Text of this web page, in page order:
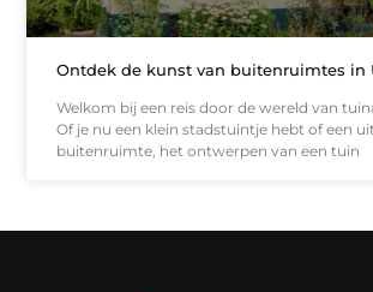
Ontdek de kunst van buitenruimtes in
Welkom bij een reis door de wereld van
Of je nu een klein stadstuintje hebt of een
buitenruimte, het ontwerpen van een tuin